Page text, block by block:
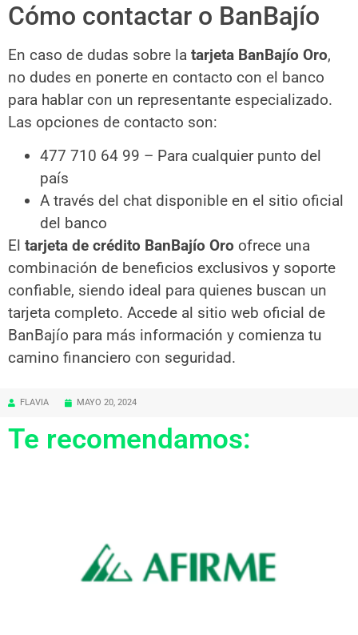
Cómo contactar o BanBajío
En caso de dudas sobre la tarjeta BanBajío Oro,
no dudes en ponerte en contacto con el banco
para hablar con un representante especializado.
Las opciones de contacto son:
477 710 64 99 – Para cualquier punto del
país
A través del chat disponible en el sitio oficial
del banco
El tarjeta de crédito BanBajío Oro ofrece una
combinación de beneficios exclusivos y soporte
confiable, siendo ideal para quienes buscan un
tarjeta completo. Accede al sitio web oficial de
BanBajío para más información y comienza tu
camino financiero con seguridad.
FLAVIA MAYO 20, 2024
Te recomendamos: